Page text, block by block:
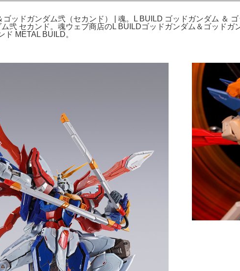
ゴッドガンダム弐（セカンド） | 魂。L BUILD ゴッドガンダム ＆
弐 セカンド。魂ウェブ商店のL BUILDゴッドガンダム＆ゴッド
METAL BUILD。